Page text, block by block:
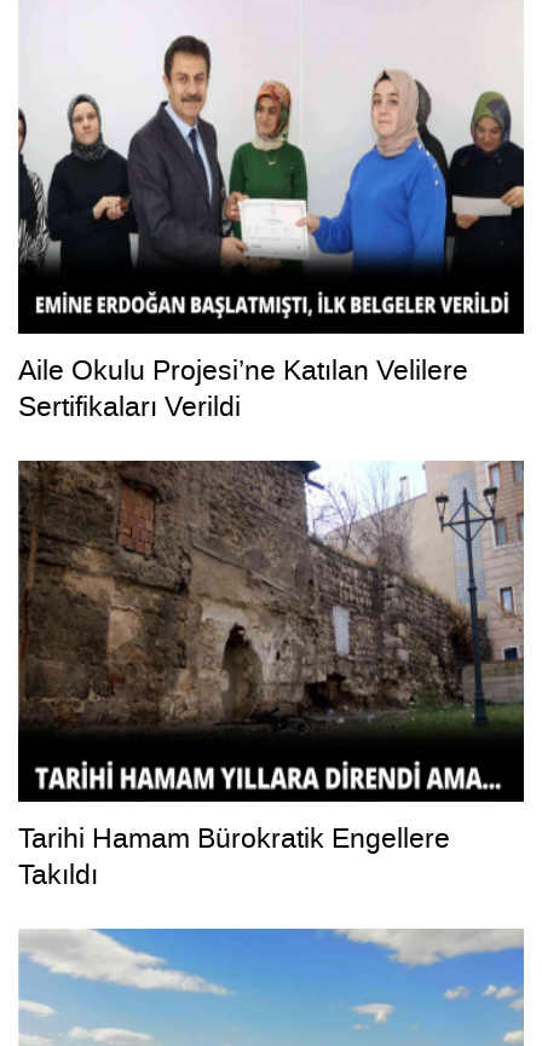
Aile Okulu Projesi’ne Katılan Velilere
Sertifikaları Verildi
Tarihi Hamam Bürokratik Engellere
Takıldı